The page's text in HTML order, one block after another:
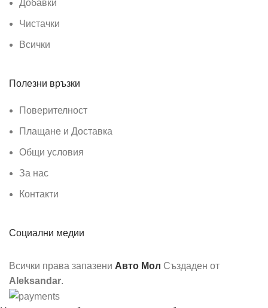
Добавки
Чистачки
Всички
Полезни връзки
Поверителност
Плащане и Доставка
Общи условия
За нас
Контакти
Социални медии
Всички права запазени Авто Мол Създаден от
Aleksandar.